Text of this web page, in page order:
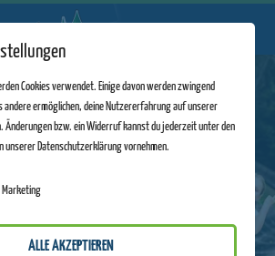
Cookies verwendet. Einige davon werden zwingend
andere ermöglichen, deine Nutzererfahrung auf unserer
Änderungen bzw. ein Widerruf kannst du jederzeit unter den
unserer Datenschutzerklärung vornehmen.
Marketing
ALLE AKZEPTIEREN